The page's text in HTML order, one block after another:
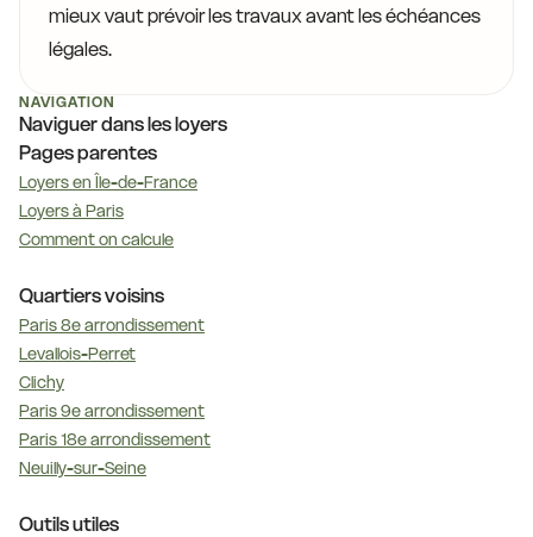
mieux vaut prévoir les travaux avant les échéances
légales.
NAVIGATION
Naviguer dans les loyers
Pages parentes
Loyers en Île-de-France
Loyers à Paris
Comment on calcule
Quartiers voisins
Paris 8e arrondissement
Levallois-Perret
Clichy
Paris 9e arrondissement
Paris 18e arrondissement
Neuilly-sur-Seine
Outils utiles